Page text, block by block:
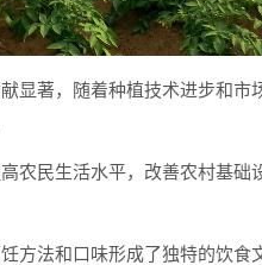
显著，随着种植技术进步和市
农民生活水平，改善农村基础
方法和口味形成了独特的饮食